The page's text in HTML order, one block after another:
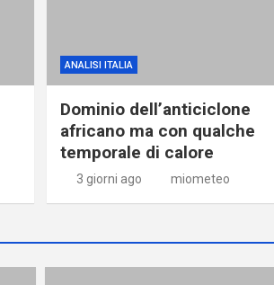
ANALISI ITALIA
Dominio dell’anticiclone
africano ma con qualche
temporale di calore
3 giorni ago miometeo